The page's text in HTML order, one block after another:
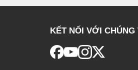
KẾT NỐI VỚI CHÚNG